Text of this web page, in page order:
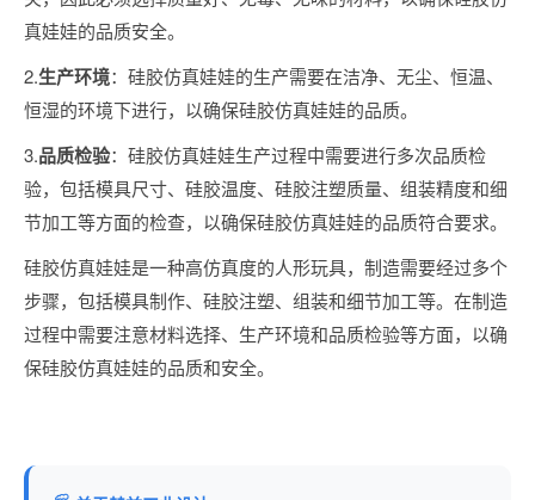
真娃娃的品质安全。
2.生产环境：硅胶仿真娃娃的生产需要在洁净、无尘、恒温、
恒湿的环境下进行，以确保硅胶仿真娃娃的品质。
3.品质检验：硅胶仿真娃娃生产过程中需要进行多次品质检
验，包括模具尺寸、硅胶温度、硅胶注塑质量、组装精度和细
节加工等方面的检查，以确保硅胶仿真娃娃的品质符合要求。
硅胶仿真娃娃是一种高仿真度的人形玩具，制造需要经过多个
步骤，包括模具制作、硅胶注塑、组装和细节加工等。在制造
过程中需要注意材料选择、生产环境和品质检验等方面，以确
保硅胶仿真娃娃的品质和安全。